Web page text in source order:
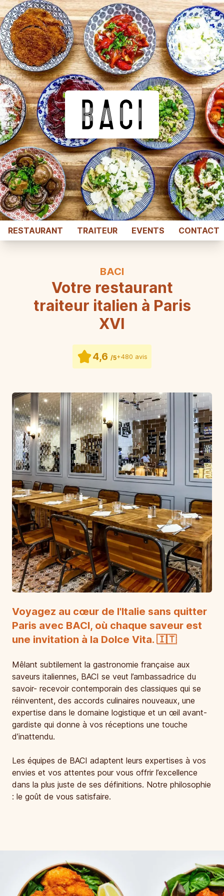
RESTAURANT TRAITEUR EVENTS CONTACT
BACI
Votre restaurant
traiteur italien à Paris
XVI
4,6 /5+480 avis
Voyagez au cœur de l'Italie sans quitter
Paris avec BACI, où chaque saveur est
une invitation à la Dolce Vita. 🇮🇹
Mêlant subtilement la gastronomie française aux
saveurs italiennes, BACI se veut l’ambassadrice du
savoir- recevoir contemporain des classiques qui se
réinventent, des accords culinaires nouveaux, une
expertise dans le domaine logistique et un œil avant-
gardiste qui donne à vos réceptions une touche
d’inattendu.
Les équipes de BACI adaptent leurs expertises à vos
envies et vos attentes pour vous offrir l’excellence
dans la plus juste de ses définitions. Notre philosophie
: le goût de vous satisfaire.